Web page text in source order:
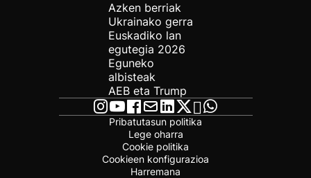
Azken berriak
Ukrainako gerra
Euskadiko lan
egutegia 2026
Eguneko
albisteak
AEB eta Trump
Pribatutasun politika
Lege oharra
Cookie politika
Cookieen konfigurazioa
Harremana